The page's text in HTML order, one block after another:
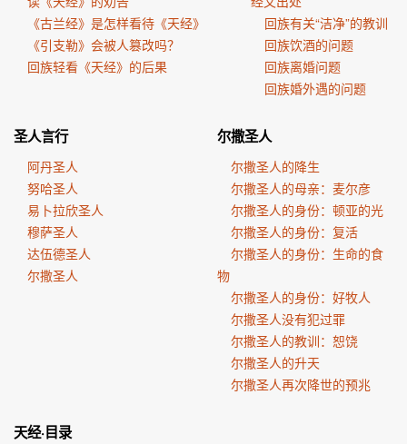
《古兰经》是怎样看待《天经》
《引支勒》会被人篡改吗？
回族轻看《天经》的后果
回族有关“洁净”的教训
回族饮酒的问题
回族离婚问题
回族婚外遇的问题
圣人言行
阿丹圣人
努哈圣人
易卜拉欣圣人
穆萨圣人
达伍德圣人
尔撒圣人
尔撒圣人
尔撒圣人的降生
尔撒圣人的母亲：麦尔彦
尔撒圣人的身份：顿亚的光
尔撒圣人的身份：复活
尔撒圣人的身份：生命的食
物
尔撒圣人的身份：好牧人
尔撒圣人没有犯过罪
尔撒圣人的教训：恕饶
尔撒圣人的升天
尔撒圣人再次降世的预兆
天经·目录